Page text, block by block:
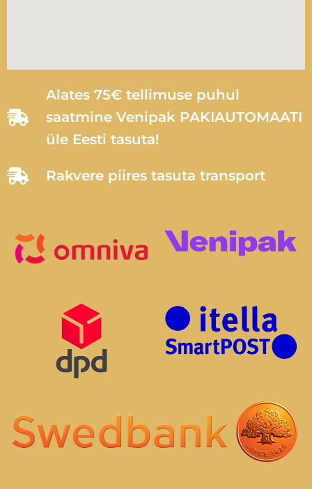
Alates 75€ tellimuse puhul
saatmine Venipak PAKIAUTOMAATI
üle Eesti tasuta!
Rakvere piires tasuta transport